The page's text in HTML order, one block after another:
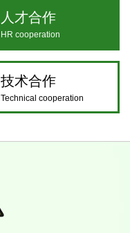
人才合作
HR cooperation
技术合作
Technical cooperation